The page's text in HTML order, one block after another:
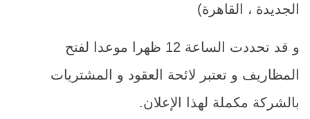
الجديدة ، القاهرة)
و قد تحددت الساعة 12 ظهرا موعدا لفتح
المظاريف و تعتبر لائحة العقود و المشتريات
بالشركة مكملة لهذا الإعلان.